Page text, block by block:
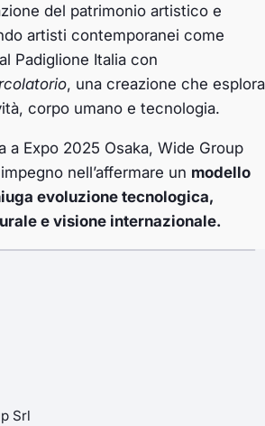
del patrimonio artistico e
artisti contemporanei come
Padiglione Italia con
, una creazione che esplora
corpo umano e tecnologia.
a Expo 2025 Osaka, Wide Group
nell’affermare un modello
evoluzione tecnologica,
e visione internazionale.
Srl